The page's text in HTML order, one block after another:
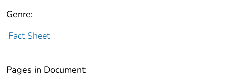
Genre:
Fact Sheet
Pages in Document: